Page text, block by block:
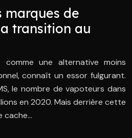
marques de
transition au
une alternative moins
connaît un essor fulgurant.
le nombre de vapoteurs dans
en 2020. Mais derrière cette
cache…